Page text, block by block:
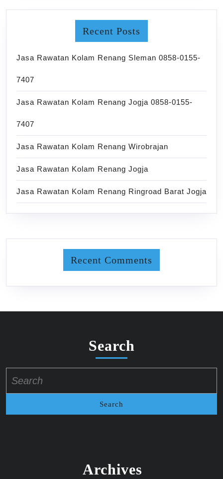
Recent Posts
Jasa Rawatan Kolam Renang Sleman 0858-0155-
7407
Jasa Rawatan Kolam Renang Jogja 0858-0155-
7407
Jasa Rawatan Kolam Renang Wirobrajan
Jasa Rawatan Kolam Renang Jogja
Jasa Rawatan Kolam Renang Ringroad Barat Jogja
Recent Comments
Search
for:
Archives